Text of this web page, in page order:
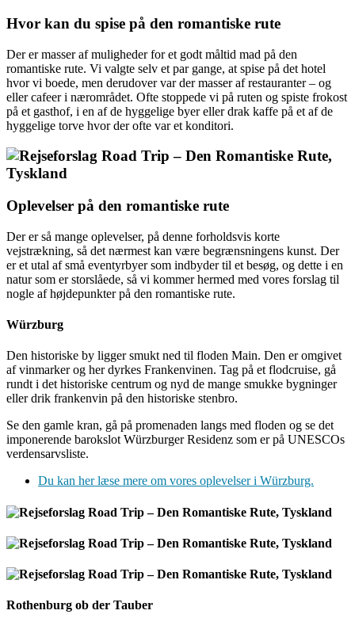
Hvor kan du spise på den romantiske rute
Der er masser af muligheder for et godt måltid mad på den
romantiske rute. Vi valgte selv et par gange, at spise på det hotel
hvor vi boede, men derudover var der masser af restauranter – og
eller cafeer i nærområdet. Ofte stoppede vi på ruten og spiste frokost
på et gasthof, i en af de hyggelige byer eller drak kaffe på et af de
hyggelige torve hvor der ofte var et konditori.
Oplevelser på den romantiske rute
Der er så mange oplevelser, på denne forholdsvis korte
vejstrækning, så det nærmest kan være begrænsningens kunst. Der
er et utal af små eventyrbyer som indbyder til et besøg, og dette i en
natur som er storslåede, så vi kommer hermed med vores forslag til
nogle af højdepunkter på den romantiske rute.
Würzburg
Den historiske by ligger smukt ned til floden Main. Den er omgivet
af vinmarker og her dyrkes Frankenvinen. Tag på et flodcruise, gå
rundt i det historiske centrum og nyd de mange smukke bygninger
eller drik frankenvin på den historiske stenbro.
Se den gamle kran, gå på promenaden langs med floden og se det
imponerende barokslot Würzburger Residenz som er på UNESCOs
verdensarvsliste.
Du kan her læse mere om vores oplevelser i Würzburg.
Rothenburg ob der Tauber